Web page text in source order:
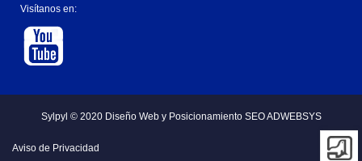
Visítanos en:
Sylpyl © 2020 Diseño Web y Posicionamiento SEO ADWEBSYS
Aviso de Privacidad